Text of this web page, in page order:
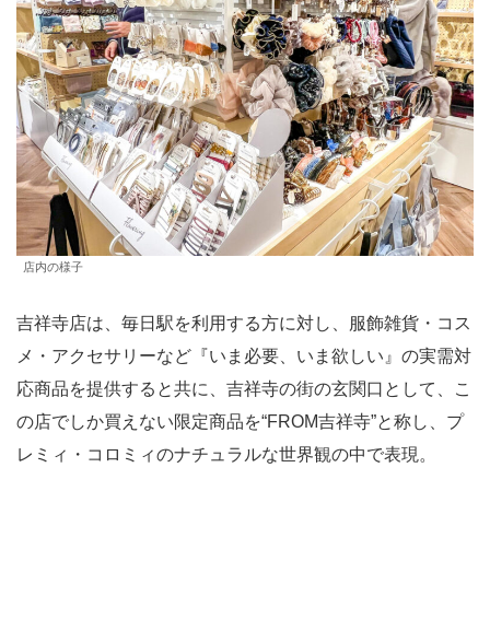
店内の様子
吉祥寺店は、毎日駅を利用する方に対し、服飾雑貨・コス
メ・アクセサリーなど『いま必要、いま欲しい』の実需対
応商品を提供すると共に、吉祥寺の街の玄関口として、こ
の店でしか買えない限定商品を“FROM吉祥寺”と称し、プ
レミィ・コロミィのナチュラルな世界観の中で表現。